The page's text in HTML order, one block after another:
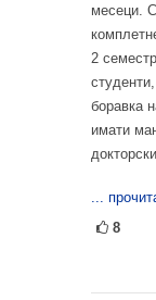
месеци.
2
боравка
имати
...
8